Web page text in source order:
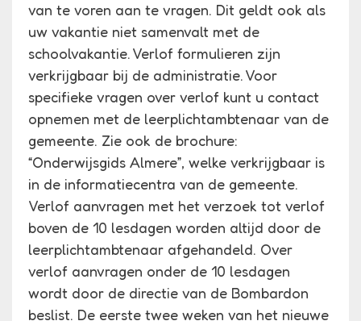
van te voren aan te vragen. Dit geldt ook als
uw vakantie niet samenvalt met de
schoolvakantie. Verlof formulieren zijn
verkrijgbaar bij de administratie. Voor
specifieke vragen over verlof kunt u contact
opnemen met de leerplichtambtenaar van de
gemeente. Zie ook de brochure:
“Onderwijsgids Almere”, welke verkrijgbaar is
in de informatiecentra van de gemeente.
Verlof aanvragen met het verzoek tot verlof
boven de 10 lesdagen worden altijd door de
leerplichtambtenaar afgehandeld. Over
verlof aanvragen onder de 10 lesdagen
wordt door de directie van de Bombardon
beslist. De eerste twee weken van het nieuwe